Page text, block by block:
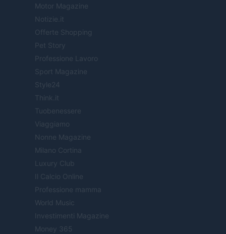
Motor Magazine
Notizie.it
Offerte Shopping
Pet Story
Professione Lavoro
Sport Magazine
Style24
Think.it
Tuobenessere
Viaggiamo
Nonne Magazine
Milano Cortina
Luxury Club
Il Calcio Online
Professione mamma
World Music
Investimenti Magazine
Money 365